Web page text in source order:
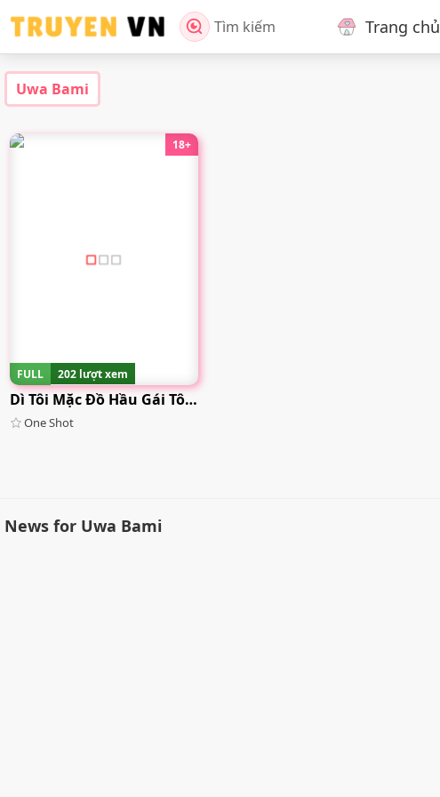
Tìm kiếm Trang chủ
Uwa Bami
18+
FULL 202 lượt xem
Dì Tôi Mặc Đồ Hầu Gái Tôi Mua Cho
One Shot
News for Uwa Bami